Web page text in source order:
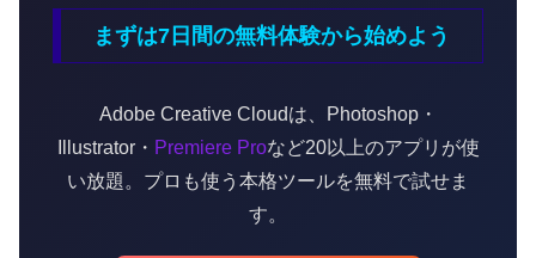
まずは7日間の無料体験から始めよう
Adobe Creative Cloudは、Photoshop・
Illustrator・ Premiere Proなど20以上のアプリが使
い放題。プロも使う本格ツールを無料で試せま
す。